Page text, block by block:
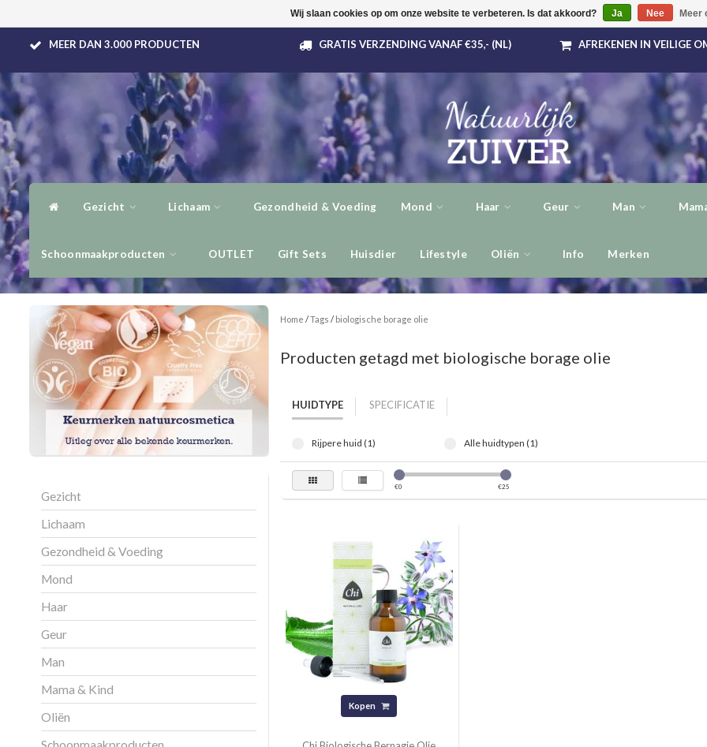
MEER DAN 3.000 PRODUCTEN GRATIS VERZENDING VANAF €35,- (NL) AFREKENEN IN VEILIGE
Gezicht Lichaam Gezondheid & Voeding Mond Haar Geur Man
Schoonmaakproducten OUTLET Gift Sets Huisdier Lifestyle Oliën Info Merken
Gezicht
Lichaam
Gezondheid & Voeding
Mond
Haar
Geur
Man
Mama & Kind
Oliën
Home /Tags / biologische borage olie
Producten getagd met biologische borage olie
HUIDTYPE SPECIFICATIE
Rijpere huid (1) Alle huidtypen (1)
€0 €25
Kopen
Wij slaan cookies op om onze website te verbeteren. Is dat akkoord? Ja Nee Meer